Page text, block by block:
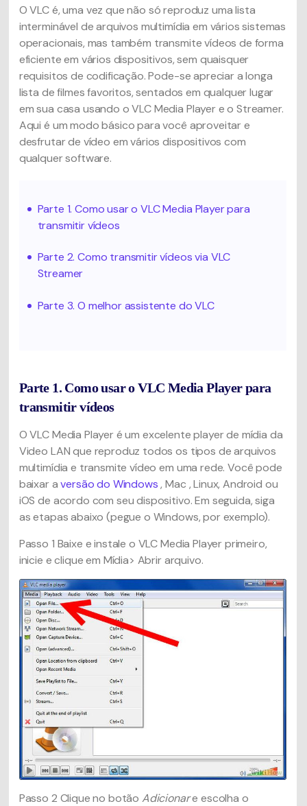
O VLC é, uma vez que não só reproduz uma lista
interminável de arquivos multimídia em vários sistemas
operacionais, mas também transmite vídeos de forma
eficiente em vários dispositivos, sem quaisquer
requisitos de codificação. Pode-se apreciar a longa
lista de filmes favoritos, sentados em qualquer lugar
em sua casa usando o VLC Media Player e o Streamer.
Aqui é um modo básico para você aproveitar e
desfrutar de vídeo em vários dispositivos com
qualquer software.
Parte 1. Como usar o VLC Media Player para
transmitir vídeos
Parte 2. Como transmitir vídeos via VLC
Streamer
Parte 3. O melhor assistente do VLC
Parte 1. Como usar o VLC Media Player para
transmitir vídeos
O VLC Media Player é um excelente player de mídia da
Video LAN que reproduz todos os tipos de arquivos
multimídia e transmite vídeo em uma rede. Você pode
baixar aversão do Windows, Mac , Linux, Android ou
iOS de acordo com seu dispositivo. Em seguida, siga
as etapas abaixo (pegue o Windows, por exemplo).
Passo 1 Baixe e instale o VLC Media Player primeiro,
inicie e clique em Mídia> Abrir arquivo.
Passo 2 Clique no botão Adicionare escolha o